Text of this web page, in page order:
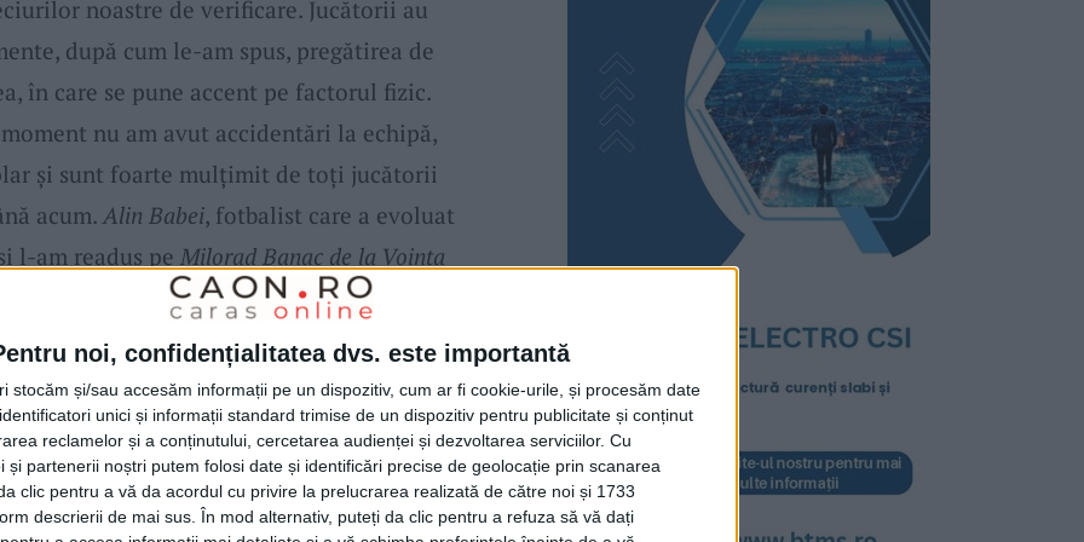
noi, confidențialitatea dvs. este importantă
stocăm și/sau accesăm informații pe un dispozitiv, cum ar fi cookie-urile, și procesăm date
unici și informații standard trimise de un dispozitiv pentru publicitate și conținut
reclamelor și a conținutului, cercetarea audienței și dezvoltarea serviciilor. Cu
și partenerii noștri putem folosi date și identificări precise de geolocație prin scanarea
clic pentru a vă da acordul cu privire la prelucrarea realizată de către noi și 1733
descrierii de mai sus. În mod alternativ, puteți da clic pentru a refuza să vă dați
noastre de verificare. Jucătorii au
după cum le-am spus, pregătirea de
în care se pune accent pe factorul fizic.
nu am avut accidentări la echipă,
și sunt foarte mulțimit de toți jucătorii
acum.Alin Babei, fotbalist care a evoluat
l-am readus pe Milorad Banac de la Voința
noutățițe din cadrul echipei. Campionatul
iar în prima etapă vom întâlni Gloria
așteaptă o partidă grea în deplasare la
2, la o diferență de 5 puncte față de
de locurile fruntașe”, a declarat
Școlar Reșița.